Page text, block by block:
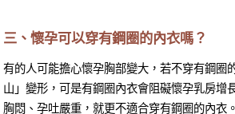
三、懷孕可以穿有鋼圈的內衣嗎？
有的人可能擔心懷孕胸部變大，若不穿有鋼圈
山」變形，可是有鋼圈內衣會阻礙懷孕乳房增
胸悶、孕吐嚴重，就更不適合穿有鋼圈的內衣